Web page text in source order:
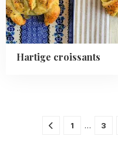
Hartige croissants
1 … 3